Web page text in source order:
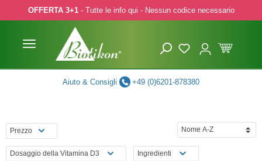
to main content
Skip to search
Skip to main navigation
OFFERTA 3+1- Tutte le info qui - Nessun codice necessario
Aiuto & Consigli +49 (0)6201-878380
Prezzo
Dosaggio della Vitamina D3 Ingredienti